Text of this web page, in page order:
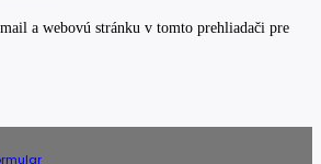
a webovú stránku v tomto prehliadači pre